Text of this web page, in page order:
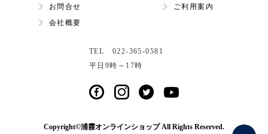
お問合せ
ご利用案内
会社概要
TEL 022-365-0581
平日9時～17時
Copyright©浦霞オンラインショップ All Rights Reserved.